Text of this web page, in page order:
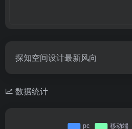
探知空间设计最新风向
数据统计